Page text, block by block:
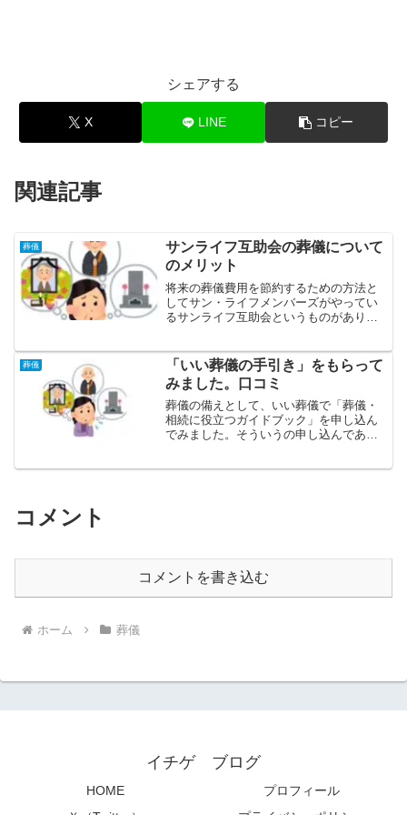
シェアする
X LINE コピー
関連記事
葬儀
サンライフ互助会の葬儀について
のメリット
将来の葬儀費用を節約するための方法と
してサン・ライフメンバーズがやってい
るサンライフ互助会というものがありま
ットがあるか、ご紹介します。サービス
エリアは東京都、神奈川県...
葬儀
「いい葬儀の手引き」をもらって
みました。口コミ
葬儀の備えとして、いい葬儀で「葬儀・
相続に役立つガイドブック」を申し込ん
でみました。そういうの申し込んであと
コメント
コメントを書き込む
ホーム 葬儀
イチゲ ブログ
HOME
プロフィール